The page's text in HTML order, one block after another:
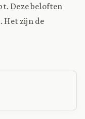
Deze beloften
Het zijn de